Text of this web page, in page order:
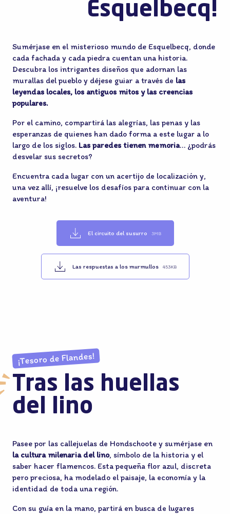
Esquelbecq!
Sumérjase en el misterioso mundo de Esquelbecq, donde
cada fachada y cada piedra cuentan una historia.
Descubra los intrigantes diseños que adornan las
murallas del pueblo y déjese guiar a través de las
leyendas locales, los antiguos mitos y las creencias
populares.
Por el camino, compartirá las alegrías, las penas y las
esperanzas de quienes han dado forma a este lugar a lo
largo de los siglos. Las paredes tienen memoria… ¿podrás
desvelar sus secretos?
Encuentra cada lugar con un acertijo de localización y,
una vez allí, ¡resuelve los desafíos para continuar con la
aventura!
El circuito del susurro 3MB
Las respuestas a los murmullos 453KB
¡Tesoro de Flandes!
Tras las huellas
del lino
Pasee por las callejuelas de Hondschoote y sumérjase en
la cultura milenaria del lino, símbolo de la historia y el
saber hacer flamencos. Esta pequeña flor azul, discreta
pero preciosa, ha modelado el paisaje, la economía y la
identidad de toda una región.
Con su guía en la mano, partirá en busca de lugares